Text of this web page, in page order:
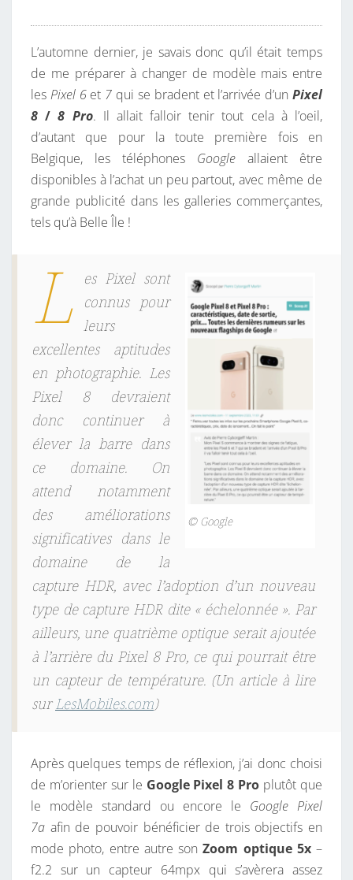
L’automne dernier, je savais donc qu’il était temps
de me préparer à changer de modèle mais entre
les Pixel 6et 7 qui se bradent et l’arrivée d’unPixel
8/ 8 Pro. Il allait falloir tenir tout cela à l’oeil,
d’autant que pour la toute première fois en
Belgique, les téléphones Google allaient être
disponibles à l’achat un peu partout, avec même de
grande publicité dans les galleries commerçantes,
tels qu’à Belle Île !
© Google
L es Pixel sont
connus pour
leurs
excellentes aptitudes
en photographie. Les
Pixel 8 devraient
donc continuer à
élever la barre dans
ce domaine. On
attend notamment
des améliorations
significatives dans le
domaine de la
capture HDR, avec l’adoption d’un nouveau
type de capture HDR dite « échelonnée ». Par
ailleurs, une quatrième optique serait ajoutée
à l’arrière du Pixel 8 Pro, ce qui pourrait être
un capteur de température. (Un article à lire
surLesMobiles.com)
Après quelques temps de réflexion, j’ai donc choisi
de m’orienter sur le Google Pixel 8 Pro plutôt que
le modèle standard ou encore le Google Pixel
7a afin de pouvoir bénéficier de trois objectifs en
mode photo, entre autre sonZoom optique 5x –
f2.2 sur un capteur 64mpx qui s’avèrera assez